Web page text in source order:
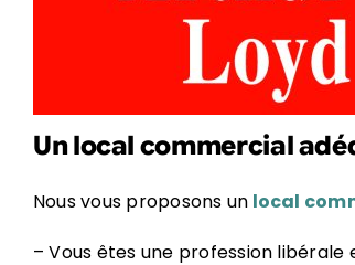
Un local commercial
Nous vous proposons un local
– Vous êtes une profession libérale